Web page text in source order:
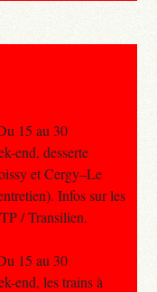
15 au 30
end, desserte
et Cergy–Le
Infos sur les
/ Transilien.
15 au 30
end, les trains à